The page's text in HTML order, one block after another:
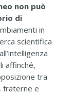
non può
di
in
scientifica
affinché,
tra
fraterne e